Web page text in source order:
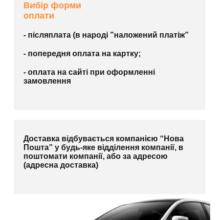
Вибір форми
оплати
- післяплата (в народі ”наложений платіж”
- попередня оплата на картку;
- оплата на сайті при оформленні
замовлення
Доставка відбувається компанією “Нова
Пошта” у будь-яке відділення компанії, в
поштомати компанії, або за адресою
(адресна доставка)